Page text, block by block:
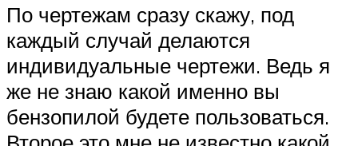
По чертежам сразу скажу, под
каждый случай делаются
индивидуальные чертежи. Ведь я
же не знаю какой именно вы
бензопилой будете пользоваться.